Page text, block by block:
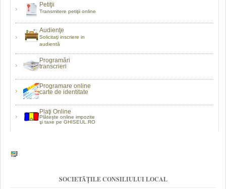
Petiţii
Transmitere petiţii online
Audienţe
Solicitaţi inscriere in
audientă
Programări
transcrieri
Programare online
carte de identitate
Plaţi Online
Plătește online impozite
şi taxe pe GHISEUL.RO
SOCIETĂȚILE CONSILIULUI LOCAL